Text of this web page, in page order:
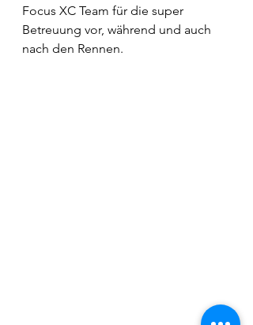
Focus XC Team für die super
Betreuung vor, während und auch
nach den Rennen.